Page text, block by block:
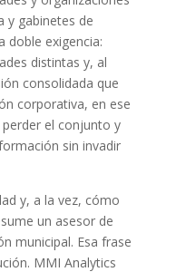
y gabinetes de
doble exigencia:
distintas y, al
consolidada que
corporativa, en ese
el conjunto y
sin invadir
y, a la vez, cómo
un asesor de
municipal. Esa frase
MMI Analytics